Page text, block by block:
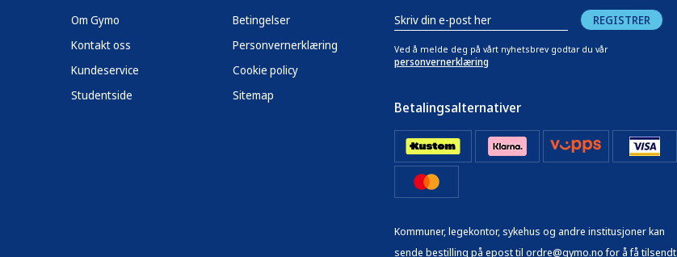
Om Gymo
Kontakt oss
Kundeservice
Studentside
Betingelser
Personvernerklæring
Cookie policy
Sitemap
REGISTRER
Ved å melde deg på vårt nyhetsbrev godtar du vår
personvernerklæring
Betalingsalternativer
Kommuner, legekontor, sykehus og andre institusjoner kan
sende bestilling på epost til ordre@gymo.no for å få tilsendt